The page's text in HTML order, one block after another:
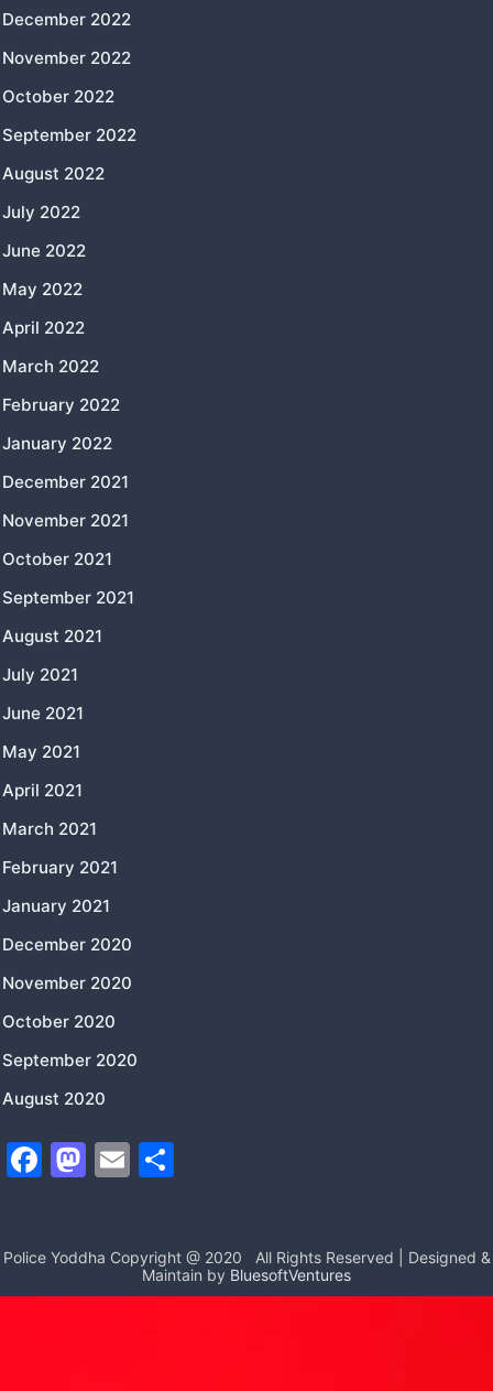
December 2022
November 2022
October 2022
September 2022
August 2022
July 2022
June 2022
May 2022
April 2022
March 2022
February 2022
January 2022
December 2021
November 2021
October 2021
September 2021
August 2021
July 2021
June 2021
May 2021
April 2021
March 2021
February 2021
January 2021
December 2020
November 2020
October 2020
September 2020
August 2020
F
e
b
M
o
d
E
l
e
Police Yoddha Copyright @ 2020
All Rights Reserved | Designed &
Maintain by BluesoftVentures